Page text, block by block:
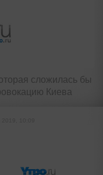
сложилась бы
Киева